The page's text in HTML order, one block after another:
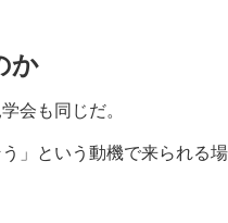
か
会も同じだ。
」という動機で来られる